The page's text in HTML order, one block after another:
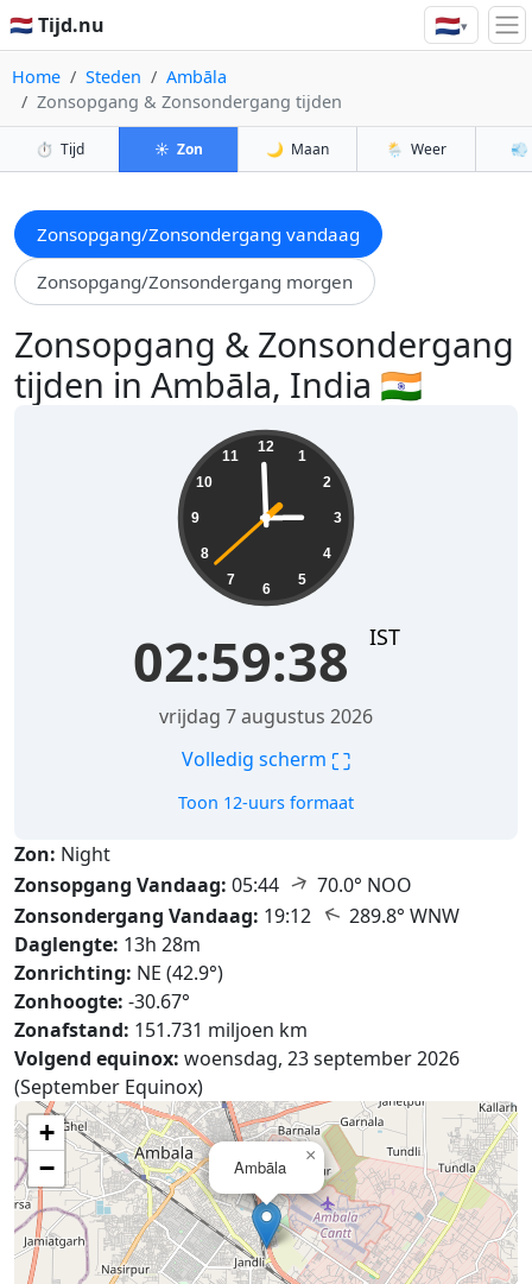
🇳🇱 Tijd.nu 🇳🇱▾
Home Steden
Ambāla
Zonsopgang & Zonsondergang tijden
⏱️ Tijd ☀️ Zon 🌙 Maan 🌦️ Weer 💨
Zonsopgang/Zonsondergang vandaag
Zonsopgang/Zonsondergang morgen
Zonsopgang & Zonsondergang
tijden in Ambāla, India 🇮🇳
12
1
2
3
4
5
6
7
8
9
10
11
02:59:40 IST
vrijdag 7 augustus 2026
Volledig scherm ⛶
Toon 12-uurs formaat
Zon: Night
Zonsopgang Vandaag: 05:44 ↑ 70.0° NOO
Zonsondergang Vandaag: 19:12 ↑ 289.8° WNW
Daglengte: 13h 28m
Zonrichting: NE (42.9°)
Zonhoogte: -30.67°
Zonafstand: 151.731 miljoen km
Volgend equinox: woensdag, 23 september 2026
(September Equinox)
Ambāla
×
+
−